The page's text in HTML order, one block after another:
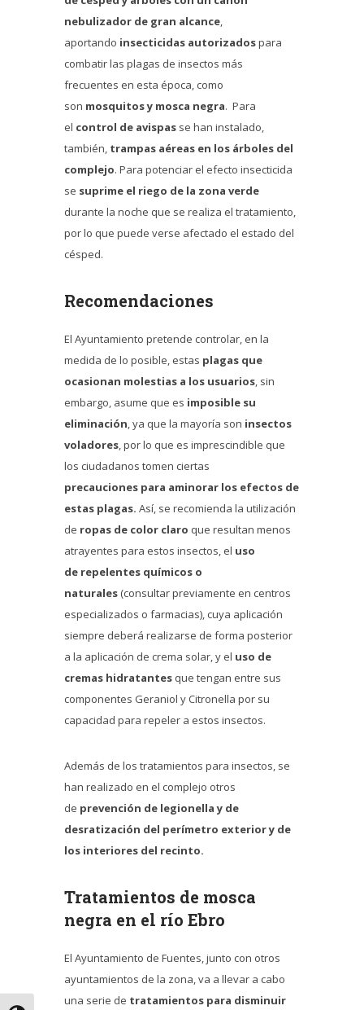
nebulizador de gran alcance,
aportando insecticidas autorizadospara
combatir las plagas de insectos más
frecuentes en esta época, como
son mosquitos y mosca negra. Para
el control de avispas se han instalado,
también, trampas aéreas en los árboles del
complejo. Para potenciar el efecto insecticida
se suprime el riego de la zona verde
durante la noche que se realiza el tratamiento,
por lo que puede verse afectado el estado del
césped.
Recomendaciones
El Ayuntamiento pretende controlar, en la
medida de lo posible, estas plagas que
ocasionan molestias a los usuarios, sin
embargo, asume que es imposible su
eliminación, ya que la mayoría son insectos
voladores, por lo que es imprescindible que
los ciudadanos tomen ciertas
precauciones para aminorar los efectos de
estas plagas. Así, se recomienda la utilización
de ropas de color claro que resultan menos
atrayentes para estos insectos, el uso
de repelentes químicos o
naturales (consultar previamente en centros
especializados o farmacias), cuya aplicación
siempre deberá realizarse de forma posterior
a la aplicación de crema solar, y el uso de
cremas hidratantes que tengan entre sus
componentes Geraniol y Citronella por su
capacidad para repeler a estos insectos.
Además de los tratamientos para insectos, se
han realizado en el complejo otros
de prevención de legionella y de
desratización del perímetro exterior y de
los interiores del recinto.
Tratamientos de mosca
negra en el río Ebro
El Ayuntamiento de Fuentes, junto con otros
ayuntamientos de la zona, va a llevar a cabo
una serie de tratamientos para disminuir